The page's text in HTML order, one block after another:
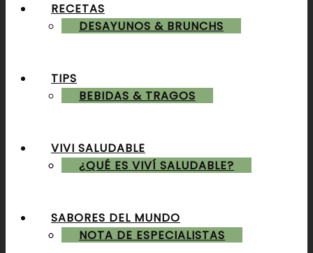
RECETAS
DESAYUNOS & BRUNCHS
BEBIDAS & TRAGOS
ALMUERZOS & CENAS
POSTRES & TORTAS
TIPS
VIVI SALUDABLE
¿QUÉ ES VIVÍ SALUDABLE?
NOTA DE ESPECIALISTAS
SABORES DEL MUNDO